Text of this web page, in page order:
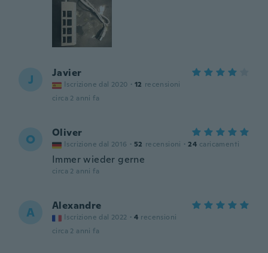
J Javier
Iscrizione dal 2020 · 12 recensioni
circa 2 anni fa
O Oliver
Iscrizione dal 2016 · 52 recensioni · 24 caricamenti
Immer wieder gerne
circa 2 anni fa
A Alexandre
Iscrizione dal 2022 · 4 recensioni
circa 2 anni fa